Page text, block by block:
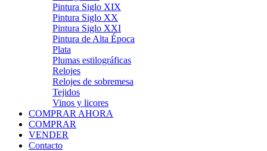
Pintura Siglo XIX
Pintura Siglo XX
Pintura Siglo XXI
Pintura de Alta Época
Plata
Plumas estilográficas
Relojes
Relojes de sobremesa
Tejidos
Vinos y licores
COMPRAR AHORA
COMPRAR
VENDER
Contacto